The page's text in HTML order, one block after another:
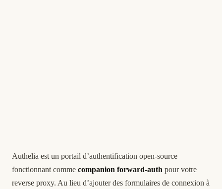
Authelia est un portail d’authentification open-source
fonctionnant comme companion forward-auth pour votre
reverse proxy. Au lieu d’ajouter des formulaires de connexion à